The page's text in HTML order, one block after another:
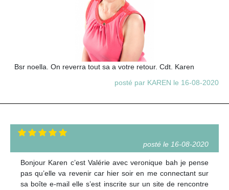
Bsr noella. On reverra tout sa a votre retour. Cdt. Karen
posté par KAREN le 16-08-2020
posté le 16-08-2020
Bonjour Karen c’est Valérie avec veronique bah je pense
pas qu’elle va revenir car hier soir en me connectant sur
sa boîte e-mail elle s’est inscrite sur un site de rencontre